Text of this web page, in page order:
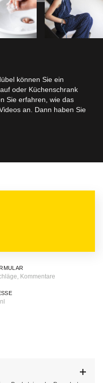
können Sie ein
oder Küchenschrank
Sie erfahren, wie das
an. Dann haben Sie
Kommentare